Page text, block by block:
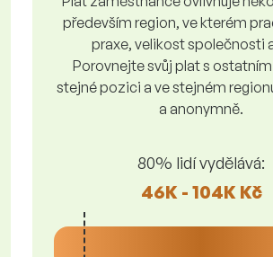
především region, ve kterém
praxe, velikost společnosti
Porovnejte svůj plat s
stejné pozici a ve stejném
a anonymně.
80% lidí vydělává:
46K - 104K Kč